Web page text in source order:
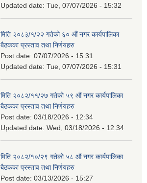
Updated date: Tue, 07/07/2026 - 15:32
मिति २०८३/१/२२ गतेको ६० औं नगर कार्यपालिका
बैठकका प्रस्ताव तथा निर्णयहरु
Post date: 07/07/2026 - 15:31
Updated date: Tue, 07/07/2026 - 15:31
मिति २०८२/११/२७ गतेको ५९ औं नगर कार्यपालिका
बैठकका प्रस्ताव तथा निर्णयहरु
Post date: 03/18/2026 - 12:34
Updated date: Wed, 03/18/2026 - 12:34
मिति २०८२/१०/२९ गतेको ५८ औं नगर कार्यपालिका
बैठकका प्रस्ताव तथा निर्णयहरु
Post date: 03/13/2026 - 15:27